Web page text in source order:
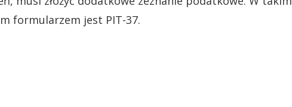
formularzem jest PIT-37.